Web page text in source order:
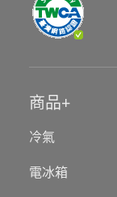
商品
冷氣
電冰箱